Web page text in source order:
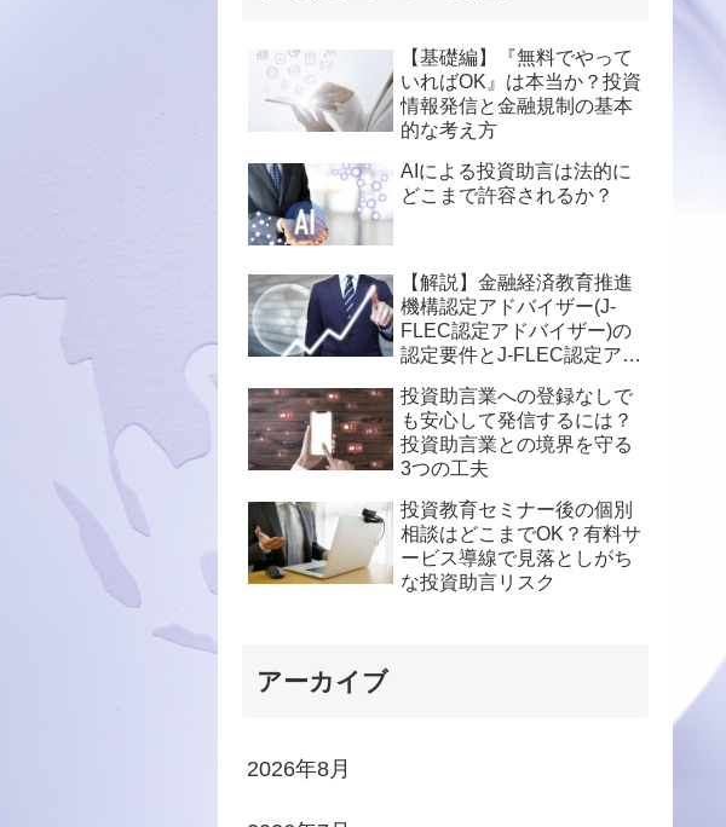
【基礎編】『無料でやって
いればOK』は本当か？投資
情報発信と金融規制の基本
的な考え方
AIによる投資助言は法的に
どこまで許容されるか？
【解説】金融経済教育推進
機構認定アドバイザー(J-
FLEC認定アドバイザー)の
認定要件とJ-FLEC認定アド
ットとデメリットについて
投資助言業への登録なしで
も安心して発信するには？
投資助言業との境界を守る
3つの工夫
投資教育セミナー後の個別
相談はどこまでOK？有料サ
ービス導線で見落としがち
な投資助言リスク
アーカイブ
2026年8月